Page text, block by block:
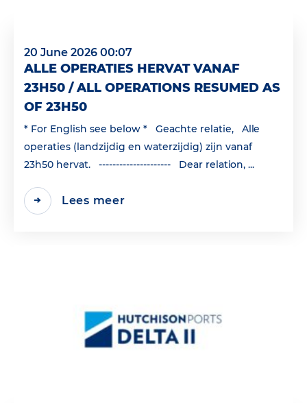
20 June 2026 00:07
ALLE OPERATIES HERVAT VANAF
23H50 / ALL OPERATIONS RESUMED AS
OF 23H50
* For English see below * Geachte relatie, Alle
operaties (landzijdig en waterzijdig) zijn vanaf
23h50 hervat. --------------------- Dear relation, ...
Lees meer